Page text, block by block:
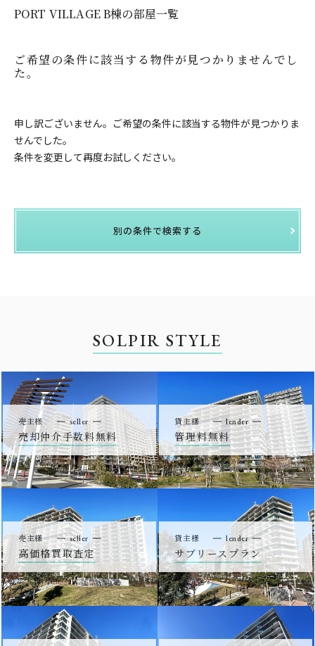
PORT VILLAGE B棟の部屋一覧
ご希望の条件に該当する物件が見つかりませんでし
た。
申し訳ございません。ご希望の条件に該当する物件が見つかりま
せんでした。
条件を変更して再度お試しください。
別の条件で検索する
SOLPIR STYLE
売主様 seller
売却仲介手数料無料
貸主様 lender
管理料無料
売主様 seller
高価格買取査定
貸主様 lender
サブリースプラン